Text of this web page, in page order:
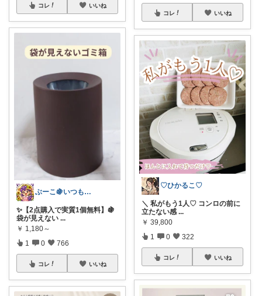
コレ いいね
ぶーこ🍇いつもありがとう😊
✨【2点購入で実質1個無料】🍇
袋が見えない ...
￥ 1,180～
1 0 766
コレ いいね
コレ いいね
♡ひかるこ♡
＼ 私がもう1人♡ コンロの前に
立たない感 ...
￥ 39,800
1 0 322
コレ いいね